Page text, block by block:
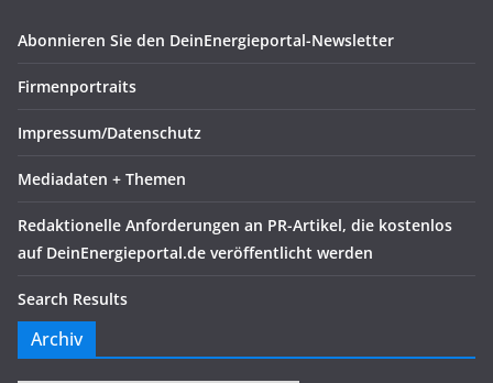
Abonnieren Sie den DeinEnergieportal-Newsletter
Firmenportraits
Impressum/Datenschutz
Mediadaten + Themen
Redaktionelle Anforderungen an PR-Artikel, die kostenlos
auf DeinEnergieportal.de veröffentlicht werden
Search Results
Archiv